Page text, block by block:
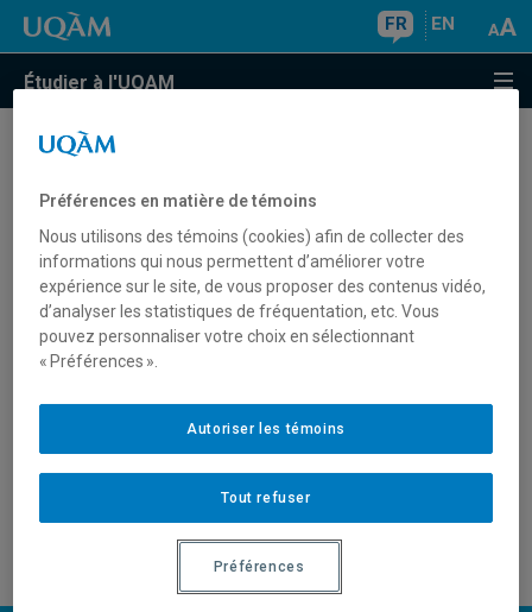
FR EN
Étudier à l'UQAM
Si je dépose une demande
d'admission en ligne, dois-je
uniquement transmettre des pièces
en format électronique?
lespièces requisesen format électronique, vous pouvez
les faire parvenir par laposte ou en personne
votre bordereau personnalisé disponible dans l'admission
en ligne
Une pièce déposée en ligne ne doit pas être transmise
Préférences en matière de témoins
Nous utilisons des témoins (cookies) afin de collecter des
informations qui nous permettent d’améliorer votre
expérience sur le site, de vous proposer des contenus vidéo,
d’analyser les statistiques de fréquentation, etc. Vous
pouvez personnaliser votre choix en sélectionnant
« Préférences ».
Tout refuser
Autoriser les témoins
Préférences